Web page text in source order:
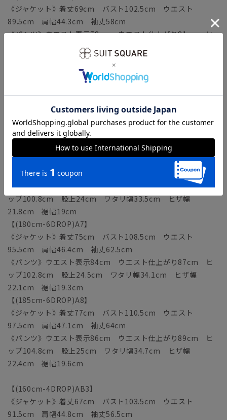
《ジャケット》着丈69cm バスト102.5cm ウエスト
89.5cm 肩幅44.3cm 袖丈58cm
《パンツ》ウエスト表示78cm ウエスト仕上がり81cm ヒ
ップ96.8cm 股上23cm ワタリ幅32.3cm ヒザ幅
21.2cm 裾幅18.4cm
【(170cm-6DROP)A5】
《ジャケット》着丈71cm バスト104.5cm ウエスト
91.5cm 肩幅45cm 袖丈59.5cm
《パンツ》ウエスト表示80cm ウエスト仕上がり83cm ヒ
ップ98.8cm 股上23.5cm ワタリ幅32.9cm ヒザ幅
21.5cm 裾幅18.7cm
【(175cm-6DROP)A6】
《ジャケット》着丈73cm バスト106.5cm ウエスト
93.5cm 肩幅45.7cm 袖丈61cm
《パンツ》ウエスト表示82cm ウエスト仕上がり85cm ヒ
ップ100.8cm 股上24cm ワタリ幅33.5cm ヒザ幅
21.8cm 裾幅19cm
【(180cm-6DROP)A7】
《ジャケット》着丈75cm バスト108.5cm ウエスト
95.5cm 肩幅46.4cm 袖丈62.5cm
《パンツ》ウエスト表示84cm ウエスト仕上がり87cm ヒ
ップ102.8cm 股上24.5cm ワタリ幅34.1cm ヒザ幅
22.1cm 裾幅19.3cm
【(185cm-6DROP)A8】
《ジャケット》着丈77cm バスト110.5cm ウエスト
97.5cm 肩幅47.1cm 袖丈64cm
《パンツ》ウエスト表示86cm ウエスト仕上がり89cm ヒ
ップ104.8cm 股上25cm ワタリ幅34.7cm ヒザ幅
22.4cm 裾幅19.6cm
【(160cm-4DROP)AB3】
《ジャケット》着丈67cm バスト103.5cm ウエスト
91.5cm 肩幅44.8cm 袖丈56.5cm